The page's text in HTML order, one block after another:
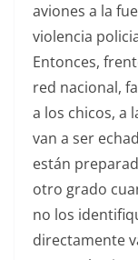
aviones a la
violencia
Entonces,
red nacional,
a los chicos, a
van a ser
están
otro grado
no los
directamente